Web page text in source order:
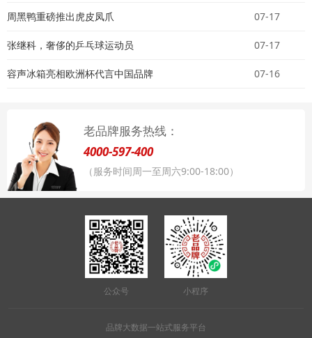
周黑鸭重磅推出虎皮凤爪 07-17
张继科，奢侈的乒乓球运动员 07-17
容声冰箱亮相欧洲杯代言中国品牌 07-16
老品牌服务热线：
4000-597-400
（服务时间周一至周六9:00-18:00）
公众号 小程序
品牌大数据一站式服务平台